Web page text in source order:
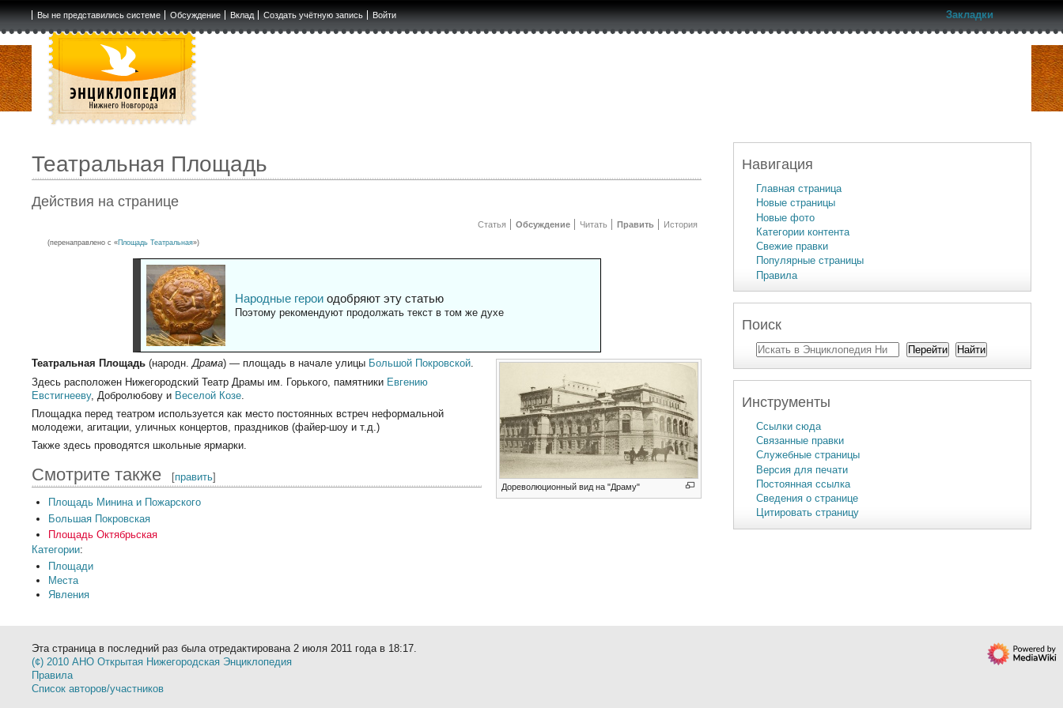
Вы не представились системе Обсуждение Вклад Создать учётную запись Войти Закладки
Театральная Площадь
Действия на странице
Статья Обсуждение Читать Править История
(перенаправлено с «Площадь Театральная»)
Народные героиодобряют эту статью
Поэтому рекомендуют продолжать текст в том же духе
Дореволюционный вид на "Драму"
Театральная Площадь (народн.Драма) — площадь в начале улицы Большой Покровской.
Здесь расположен Нижегородский Театр Драмы им. Горького, памятники Евгению
Евстигнееву, Добролюбову и Веселой Козе
Площадка перед театром используется как место постоянных встреч неформальной
молодежи, агитации, уличных концертов, праздников (файер-шоу и т.д.)
Также здесь проводятся школьные ярмарки.
Смотрите также [править]
Площадь Минина и Пожарского
Большая Покровская
Площадь Октябрьская
Категории:
Площади
Места
Явления
Навигация
Главная страница
Новые страницы
Новые фото
Категории контента
Свежие правки
Популярные страницы
Правила
Поиск
Инструменты
Ссылки сюда
Связанные правки
Служебные страницы
Версия для печати
Постоянная ссылка
Сведения о странице
Цитировать страницу
Эта страница в последний раз была отредактирована 2 июля 2011 года в 18:17.
(¢) 2010 АНО Открытая Нижегородская Энциклопедия
Правила
Список авторов/участников